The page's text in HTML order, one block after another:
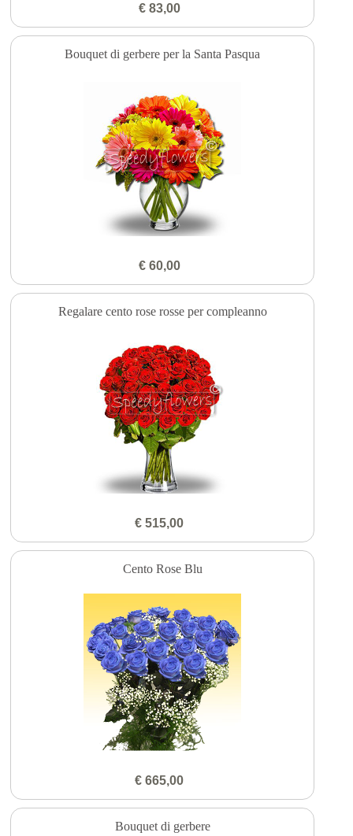
€ 83,00
Bouquet di gerbere per la Santa Pasqua
€ 60,00
Regalare cento rose rosse per compleanno
€ 515,00
Cento Rose Blu
€ 665,00
Bouquet di gerbere